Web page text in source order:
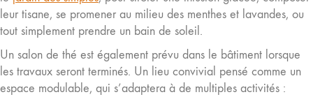
leur tisane, se promener au milieu des menthes et lavandes, ou
tout simplement prendre un bain de soleil.
Un salon de thé est également prévu dans le bâtiment lorsque
les travaux seront terminés. Un lieu convivial pensé comme un
espace modulable, qui s’adaptera à de multiples activités :